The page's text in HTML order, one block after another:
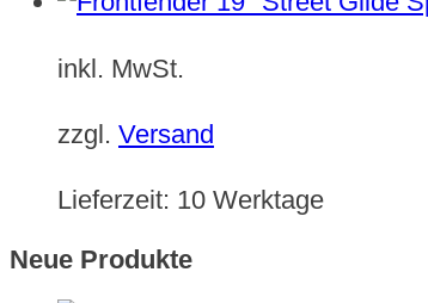
inkl. MwSt.
zzgl. Versand
Lieferzeit: 10 Werktage
Neue Produkte